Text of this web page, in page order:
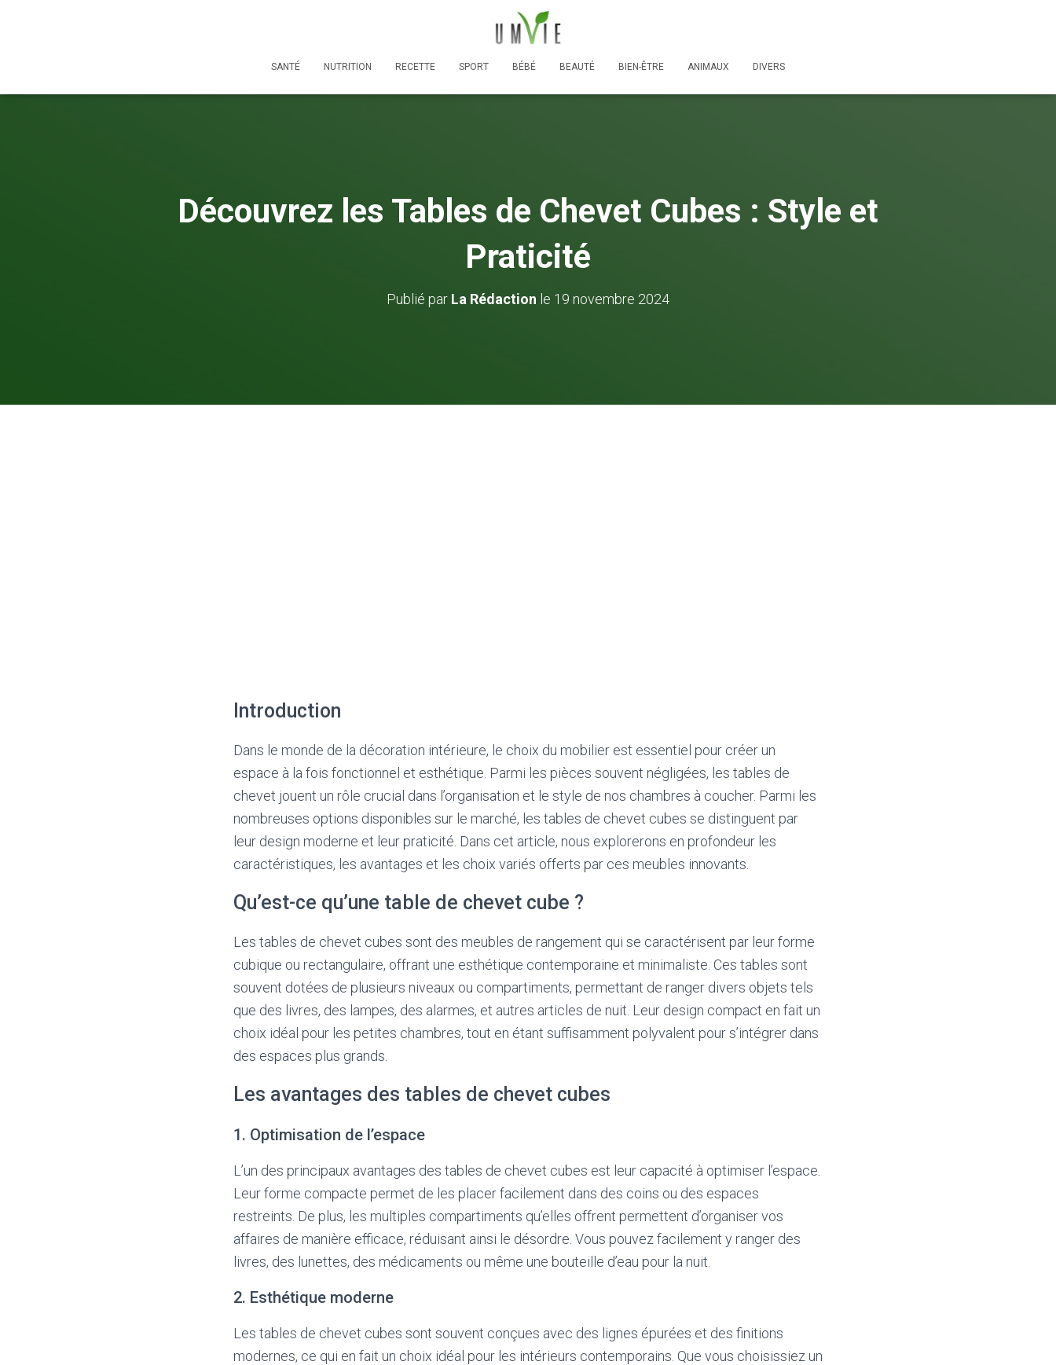
SANTÉ NUTRITION RECETTE SPORT BÉBÉ BEAUTÉ BIEN-ÊTRE ANIMAUX DIVERS
Découvrez les Tables de Chevet Cubes : Style et
Praticité
Publié par La Rédaction le 19 novembre 2024
Introduction
Dans le monde de la décoration intérieure, le choix du mobilier est essentiel pour créer un
espace à la fois fonctionnel et esthétique. Parmi les pièces souvent négligées, les tables de
chevet jouent un rôle crucial dans l’organisation et le style de nos chambres à coucher. Parmi les
nombreuses options disponibles sur le marché, les tables de chevet cubes se distinguent par
leur design moderne et leur praticité. Dans cet article, nous explorerons en profondeur les
caractéristiques, les avantages et les choix variés offerts par ces meubles innovants.
Qu’est-ce qu’une table de chevet cube ?
Les tables de chevet cubes sont des meubles de rangement qui se caractérisent par leur forme
cubique ou rectangulaire, offrant une esthétique contemporaine et minimaliste. Ces tables sont
souvent dotées de plusieurs niveaux ou compartiments, permettant de ranger divers objets tels
que des livres, des lampes, des alarmes, et autres articles de nuit. Leur design compact en fait un
choix idéal pour les petites chambres, tout en étant suffisamment polyvalent pour s’intégrer dans
des espaces plus grands.
Les avantages des tables de chevet cubes
1. Optimisation de l’espace
L’un des principaux avantages des tables de chevet cubes est leur capacité à optimiser l’espace.
Leur forme compacte permet de les placer facilement dans des coins ou des espaces
restreints. De plus, les multiples compartiments qu’elles offrent permettent d’organiser vos
affaires de manière efficace, réduisant ainsi le désordre. Vous pouvez facilement y ranger des
livres, des lunettes, des médicaments ou même une bouteille d’eau pour la nuit.
2. Esthétique moderne
Les tables de chevet cubes sont souvent conçues avec des lignes épurées et des finitions
modernes, ce qui en fait un choix idéal pour les intérieurs contemporains. Que vous choisissiez un